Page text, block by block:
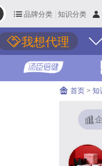
品牌分类 知识分类
我想代理
首页 > 知